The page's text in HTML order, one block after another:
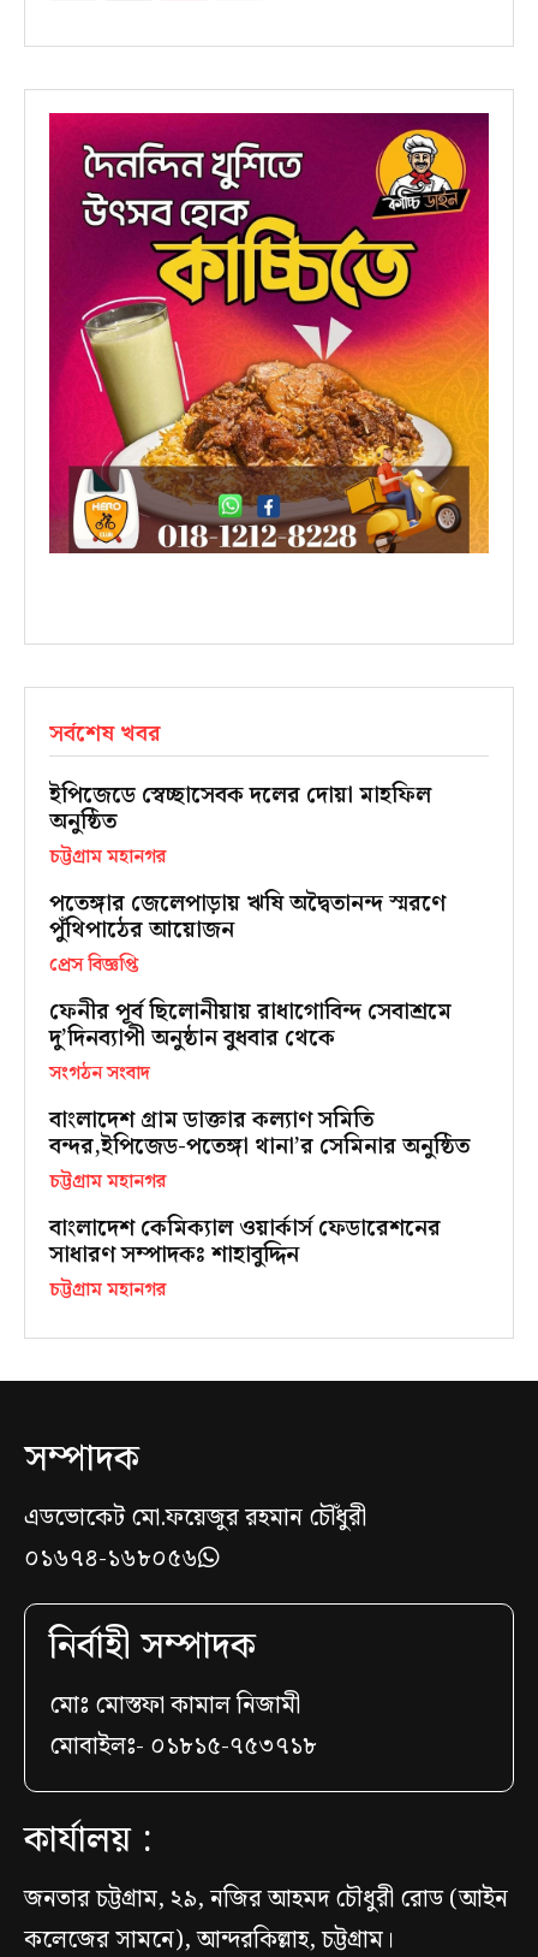
সর্বশেষ খবর
ইপিজেডে স্বেচ্ছাসেবক দলের দোয়া মাহফিল
অনুষ্ঠিত
চট্টগ্রাম মহানগর
পতেঙ্গার জেলেপাড়ায় ঋষি অদ্বৈতানন্দ স্মরণে
পুঁথিপাঠের আয়োজন
প্রেস বিজ্ঞপ্তি
ফেনীর পূর্ব ছিলোনীয়ায় রাধাগোবিন্দ সেবাশ্রমে
দু’দিনব্যাপী অনুষ্ঠান বুধবার থেকে
সংগঠন সংবাদ
বাংলাদেশ গ্রাম ডাক্তার কল্যাণ সমিতি
বন্দর,ইপিজেড-পতেঙ্গা থানা’র সেমিনার অনুষ্ঠিত
চট্টগ্রাম মহানগর
বাংলাদেশ কেমিক্যাল ওয়ার্কার্স ফেডারেশনের
সাধারণ সম্পাদকঃ শাহাবুদ্দিন
চট্টগ্রাম মহানগর
সম্পাদক
এডভোকেট মো.ফয়েজুর রহমান চৌঁধুরী
০১৬৭৪-১৬৮০৫৬
নির্বাহী সম্পাদক
মোঃ মোস্তফা কামাল নিজামী
মোবাইলঃ- ০১৮১৫-৭৫৩৭১৮
কার্যালয় :
জনতার চট্টগ্রাম, ২৯, নজির আহমদ চৌধুরী রোড (আইন
কলেজের সামনে), আন্দরকিল্লাহ, চট্টগ্রাম।